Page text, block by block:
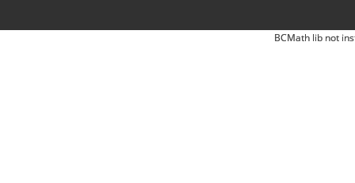
BCMath lib not